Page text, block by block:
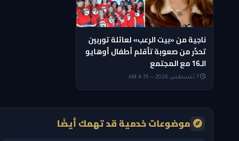
ناجية من «بيت الرعب» لعائلة توربين
تحذّر من صعوبة تأقلم أطفال أوهايو
الـ16 مع المجتمع
موضوعات خدمية قد تهمك أيضًا